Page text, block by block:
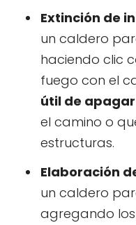
Extinción de
un caldero
haciendo clic
fuego con el
útil de
el camino o
estructuras.
Elaboración
un caldero
agregando